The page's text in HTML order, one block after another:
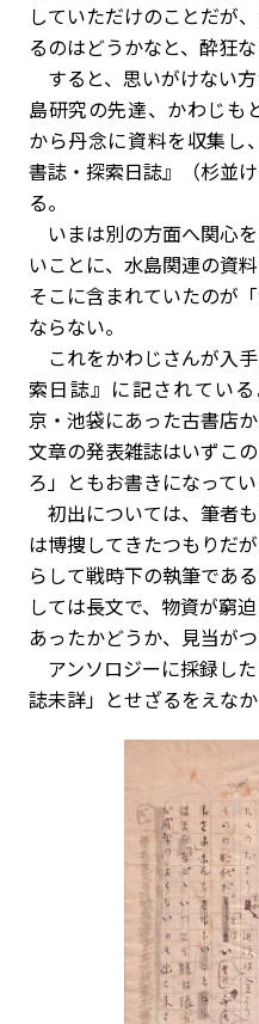
していただけのことだが
るのはどうかなと、酔狂
すると、思いがけない
島研究の先達、かわじも
から丹念に資料を収集
書誌・探索日誌』（杉並
る。
いまは別の方面へ関心
いことに、水島関連の資
そこに含まれていたのが
ならない。
これをかわじさんが入
索日誌』に記されてい
京・池袋にあった古書店
文章の発表雑誌はいずこ
ろ」ともお書きになってい
初出については、筆者
は博捜してきたつもりだ
らして戦時下の執筆であ
しては長文で、物資が窮
あったかどうか、見当がつ
アンソロジーに採録し
誌未詳」とせざるをえなか